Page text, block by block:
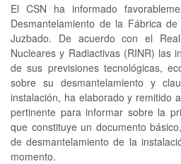
El CSN ha informado
Desmantelamiento de la Fábrica
Juzbado. De acuerdo con el
Nucleares y Radiactivas (RINR) las
de sus previsiones tecnológicas,
sobre su desmantelamiento y
instalación, ha elaborado y remitido
pertinente para informar sobre la
que constituye un documento
de desmantelamiento de la
momento.